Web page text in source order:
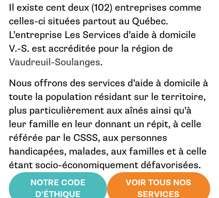
Il existe cent deux (102) entreprises comme
celles-ci situées partout au Québec.
L’entreprise Les Services d’aide à domicile
V.-S. est accréditée pour la région de
Vaudreuil-Soulanges.
Nous offrons des services d’aide à domicile à
toute la population résidant sur le territoire,
plus particulièrement aux aînés ainsi qu’à
leur famille en leur donnant un répit, à celle
référée par le CSSS, aux personnes
handicapées, malades, aux familles et à celle
étant socio-économiquement défavorisées.
NOTRE CODE
D'ÉTHIQUE
VOIR TOUS NOS
SERVICES